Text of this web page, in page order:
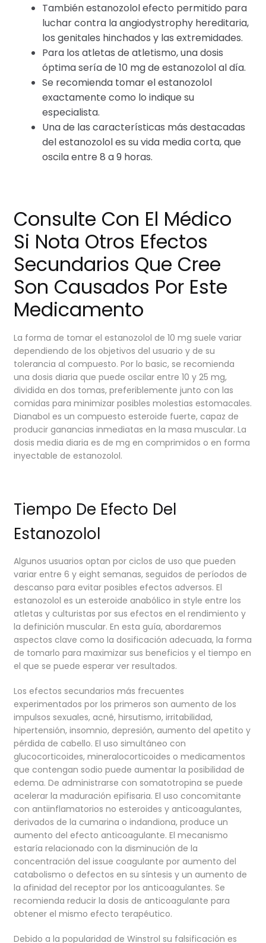
También estanozolol efecto permitido para
luchar contra la angiodystrophy hereditaria,
los genitales hinchados y las extremidades.
Para los atletas de atletismo, una dosis
óptima sería de 10 mg de estanozolol al día.
Se recomienda tomar el estanozolol
exactamente como lo indique su
especialista.
Una de las características más destacadas
del estanozolol es su vida media corta, que
oscila entre 8 a 9 horas.
Consulte Con El Médico
Si Nota Otros Efectos
Secundarios Que Cree
Son Causados Por Este
Medicamento
La forma de tomar el estanozolol de 10 mg suele variar
dependiendo de los objetivos del usuario y de su
tolerancia al compuesto. Por lo basic, se recomienda
una dosis diaria que puede oscilar entre 10 y 25 mg,
dividida en dos tomas, preferiblemente junto con las
comidas para minimizar posibles molestias estomacales.
Dianabol es un compuesto esteroide fuerte, capaz de
producir ganancias inmediatas en la masa muscular. La
dosis media diaria es de mg en comprimidos o en forma
inyectable de estanozolol.
Tiempo De Efecto Del
Estanozolol
Algunos usuarios optan por ciclos de uso que pueden
variar entre 6 y eight semanas, seguidos de períodos de
descanso para evitar posibles efectos adversos. El
estanozolol es un esteroide anabólico in style entre los
atletas y culturistas por sus efectos en el rendimiento y
la definición muscular. En esta guía, abordaremos
aspectos clave como la dosificación adecuada, la forma
de tomarlo para maximizar sus beneficios y el tiempo en
el que se puede esperar ver resultados.
Los efectos secundarios más frecuentes
experimentados por los primeros son aumento de los
impulsos sexuales, acné, hirsutismo, irritabilidad,
hipertensión, insomnio, depresión, aumento del apetito y
pérdida de cabello. El uso simultáneo con
glucocorticoides, mineralocorticoides o medicamentos
que contengan sodio puede aumentar la posibilidad de
edema. De administrarse con somatotropina se puede
acelerar la maduración epifisaria. El uso concomitante
con antiinflamatorios no esteroides y anticoagulantes,
derivados de la cumarina o indandiona, produce un
aumento del efecto anticoagulante. El mecanismo
estaría relacionado con la disminución de la
concentración del issue coagulante por aumento del
catabolismo o defectos en su síntesis y un aumento de
la afinidad del receptor por los anticoagulantes. Se
recomienda reducir la dosis de anticoagulante para
obtener el mismo efecto terapéutico.
Debido a la popularidad de Winstrol su falsificación es